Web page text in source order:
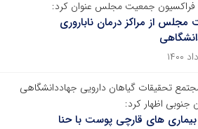
جمعیت مجلس عنوان کرد:
مجلس از مراکز درمان ناباروری
تحقیقات گیاهان دارویی جهاددانشگاهی
جنوبی اظهار کرد:
بیماری های قارچی پوست با حنا